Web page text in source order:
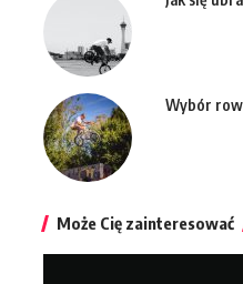
Wybór
Może Cię zainteresować